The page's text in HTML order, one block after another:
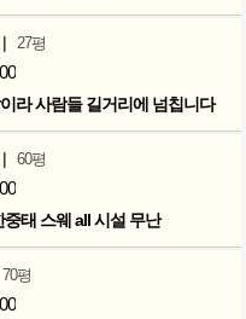
| 27평
라 사람들 길거리에 넘칩니다
| 60평
태 스웨 all 시설 무난
70평